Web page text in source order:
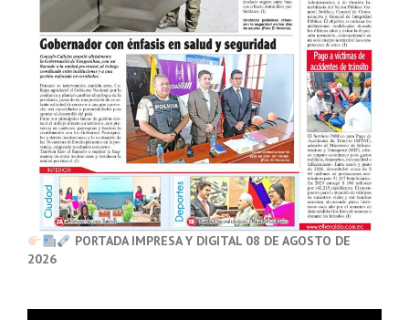
PORTADA IMPRESA Y DIGITAL 08 DE AGOSTO DE
2026